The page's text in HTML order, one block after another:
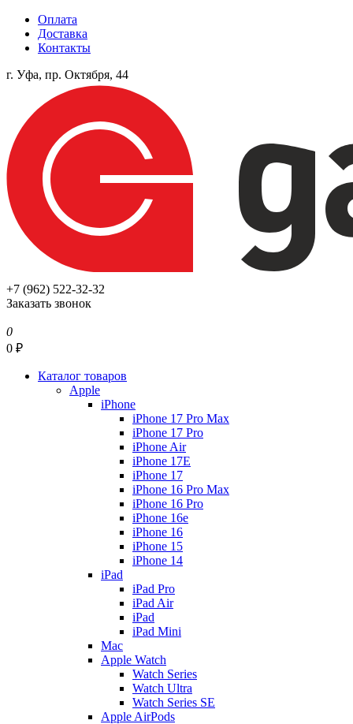
Оплата
Доставка
Контакты
г. Уфа, пр. Октября, 44
+7 (962) 522-32-32
Заказать звонок
0
0 ₽
Каталог товаров
Apple
iPhone
iPhone 17 Pro Max
iPhone 17 Pro
iPhone Air
iPhone 17E
iPhone 17
iPhone 16 Pro Max
iPhone 16 Pro
iPhone 16e
iPhone 16
iPhone 15
iPhone 14
iPad
iPad Pro
iPad Air
iPad
iPad Mini
Mac
Apple Watch
Watch Series
Watch Ultra
Watch Series SE
Apple AirPods